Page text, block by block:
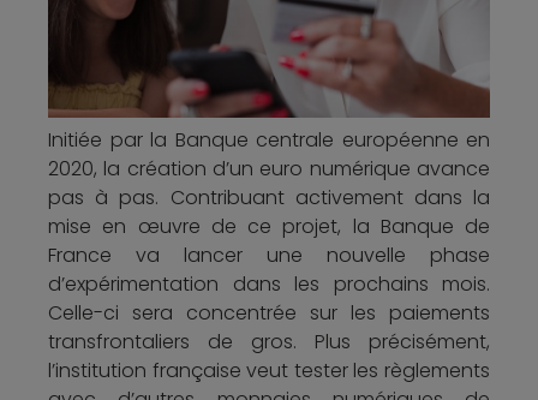
Initiée par la Banque centrale européenne en
2020, la création d’un euro numérique avance
pas à pas. Contribuant activement dans la
mise en œuvre de ce projet, la Banque de
France va lancer une nouvelle phase
d’expérimentation dans les prochains mois.
Celle-ci sera concentrée sur les paiements
transfrontaliers de gros. Plus précisément,
l’institution française veut tester les règlements